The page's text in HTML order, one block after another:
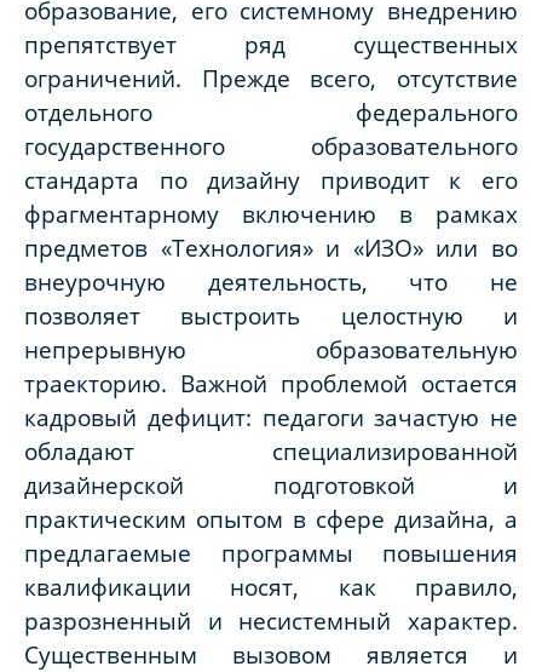
образование, его системному внедрению
препятствует ряд существенных
ограничений. Прежде всего, отсутствие
отдельного федерального
государственного образовательного
стандарта по дизайну приводит к его
фрагментарному включению в рамках
предметов «Технология» и «ИЗО» или во
внеурочную деятельность, что не
позволяет выстроить целостную и
непрерывную образовательную
траекторию. Важной проблемой остается
кадровый дефицит: педагоги зачастую не
обладают специализированной
дизайнерской подготовкой и
практическим опытом в сфере дизайна, а
предлагаемые программы повышения
квалификации носят, как правило,
разрозненный и несистемный характер.
Существенным вызовом является и